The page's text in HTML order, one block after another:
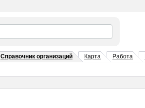
Справочник организаций Карта Работа